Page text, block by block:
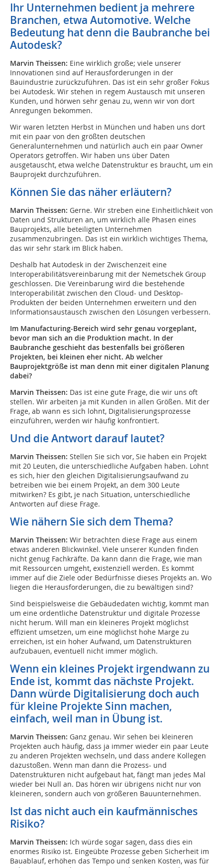
Ihr Unternehmen bedient ja mehrere
Branchen, etwa Automotive. Welche
Bedeutung hat denn die Baubranche bei
Autodesk?
Marvin Theissen: Eine wirklich große; viele unserer
Innovationen sind auf Herausforderungen in der
Bauindustrie zurückzuführen. Das ist ein sehr großer Fokus
bei Autodesk. Wir stehen in regem Austausch mit unseren
Kunden, und hörwen sehr genau zu, wenn wir von dort
Anregungen bekommen.
Wir waren letzten Herbst in München und haben uns dort
mit ein paar von den größten deutschen
Generalunternehmen und natürlich auch ein paar Owner
Operators getroffen. Wir haben uns über Daten
ausgetauscht, etwa welche Datenstruktur es braucht, um ein
Bauprojekt durchzuführen.
Können Sie das näher erläutern?
Marvin Theissen: Gerne. Wir streben eine Einheitlichkeit von
Daten und Strukturen an, um wirklich alle Phasen eines
Bauprojekts, alle beteiligten Unternehmen
zusammenzubringen. Das ist ein wirklich wichtiges Thema,
das wir sehr stark im Blick haben.
Deshalb hat Autodesk in der Zwischenzeit eine
Interoperabilitätsvereinbarung mit der Nemetschek Group
geschlossen. Die Vereinbarung wird die bestehende
Interoperabilität zwischen den Cloud- und Desktop-
Produkten der beiden Unternehmen erweitern und den
Informationsaustausch zwischen den Lösungen verbessern.
Im Manufacturing-Bereich wird sehr genau vorgeplant,
bevor man sich an die Produktion macht. In der
Baubranche geschieht das bestenfalls bei größeren
Projekten, bei kleinen eher nicht. Ab welcher
Bauprojektgröße ist man denn mit einer digitalen Planung
dabei?
Marvin Theissen: Das ist eine gute Frage, die wir uns oft
stellen. Wir arbeiten ja mit Kunden in allen Größen. Mit der
Frage, ab wann es sich lohnt, Digitalisierungsprozesse
einzuführen, werden wir häufig konfrontiert.
Und die Antwort darauf lautet?
Marvin Theissen: Stellen Sie sich vor, Sie haben ein Projekt
mit 20 Leuten, die unterschiedliche Aufgaben haben. Lohnt
es sich, hier den gleichen Digitalisierungsaufwand zu
betreiben wie bei einem Projekt, an dem 300 Leute
mitwirken? Es gibt, je nach Situation, unterschiedliche
Antworten auf diese Frage.
Wie nähern Sie sich dem Thema?
Marvin Theissen: Wir betrachten diese Frage aus einem
etwas anderen Blickwinkel. Viele unserer Kunden finden
nicht genug Fachkräfte. Da kann dann die Frage, wie man
mit Ressourcen umgeht, existenziell werden. Es kommt
immer auf die Ziele oder Bedürfnisse dieses Projekts an. Wo
liegen die Herausforderungen, die zu bewältigen sind?
Sind beispielsweise die Gebäudedaten wichtig, kommt man
um eine ordentliche Datenstruktur und digitale Prozesse
nicht herum. Will man ein kleineres Projekt möglichst
effizient umsetzen, um eine möglichst hohe Marge zu
erreichen, ist ein hoher Aufwand, um Datenstrukturen
aufzubauen, eventuell nicht immer möglich.
Wenn ein kleines Projekt irgendwann zu
Ende ist, kommt das nächste Projekt.
Dann würde Digitalisierung doch auch
für kleine Projekte Sinn machen,
einfach, weil man in Übung ist.
Marvin Theissen: Ganz genau. Wir sehen bei kleineren
Projekten auch häufig, dass ja immer wieder ein paar Leute
zu anderen Projekten wechseln, und dass andere Kollegen
dazustoßen. Wenn man dann die Prozess- und
Datenstrukturen nicht aufgebaut hat, fängt man jedes Mal
wieder bei Null an. Das hören wir übrigens nicht nur von
kleineren, sondern auch von größeren Bauunternehmen.
Ist das nicht auch ein kaufmännisches
Risiko?
Marvin Theissen: Ich würde sogar sagen, dass dies ein
enormes Risiko ist. Eingeübte Prozesse geben Sicherheit im
Bauablauf, erhöhen das Tempo und senken Kosten, was für